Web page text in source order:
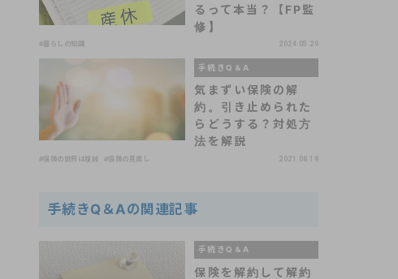
るって本当？【FP監
修】
#暮らしの知識 2024.05.29
手続きQ＆A
気まずい保険の解
約。引き止められた
らどうする？対処方
法を解説
#保険の世界は複雑 #保険の見直し 2021.08.19
手続きQ＆Aの関連記事
手続きQ＆A
保険を解約して解約